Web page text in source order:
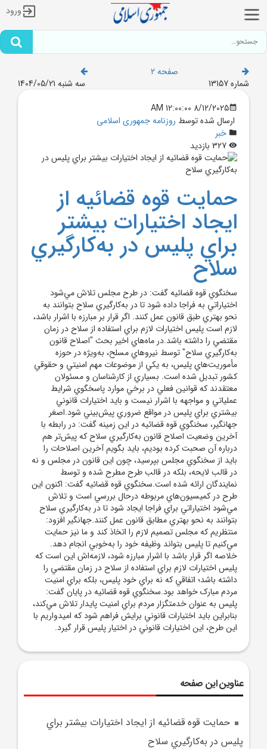
ورود
صفحه 2
شماره 13157
سه شنبه 1404/05/21
8/12/2025 12:00:00 AM
ارسال شده توسط روزنامه جمهوری اسلامی
خبر
حمايت قوه قضائيه از
ايجاد اختيارات بيشتر
براي پليس در به‌کارگيري
سلاح
سخنگوي قوه قضائيه گفت: در طرح مجلس تلاش مي‌شود
اختياراتي به فراجا داده شود تا در به‌کارگيري سلاح بتوانند به
نحو بهتري طبق قانون عمل کنند. اگر قرار بر مبارزه با اشرار باشد،
لازم است پليس اختيارات لازم براي استفاده از سلاح در زمان
مقتضي را داشته باشد.در ماه‌هاي اخير بحث "اصلاح قانون
به‌کارگيري سلاح" توسط نيروهاي مسلح، به‌ويژه در حوزه
مأموريت‌هاي پليس، به يکي از موضوعات مهم امنيتي و حقوقي
کشور تبديل شده است. بسياري از کارشناسان و مسئولان
معتقدند که قوانين فعلي در برخي موارد پاسخگوي شرايط
عملياتي و مواجهه با اشرار نيست و بايد اختيارات قانوني
بيشتري براي پليس در مواقع ضروري پيش‌بيني شود.اصغر
جهانگير، سخنگوي قوه قضائيه در اين زمينه گفت: در رابطه با
آخرين وضعيت اصلاح قانون به‌کارگيري سلاح که پيش‌تر هم
درباره آن صحبت کرده بوديم، بايد بگويم آخرين اصلاحات را
بايد از سخنگوي مجلس بپرسيد، چون اين قانون در مجلس و نه
در قالب لايحه، بلکه در قالب طرح مطرح شده و توسط
نمايندگان ارائه شده است.سخنگوي قوه قضائيه گفت: اکنون اين
طرح در کميسيون‌هاي مربوطه درحال بررسي است و تلاش
مي‌شود اختياراتي براي فراجا ايجاد شود تا در به‌کارگيري سلاح
بتوانند به نحو بهتري مطابق قانون عمل کنند.جهانگير افزود:
منتظريم که مجلس تصميم لازم را اتخاذ کند و ما نيز حمايت
مي‌کنيم تا پليس بتواند وظيفه خود را به‌خوبي انجام دهد.
خلاصه اگر قرار باشد با اشرار مبارزه شود، لازمه‌اش اين است که
پليس اختيارات لازم براي استفاده از سلاح در زمان مقتضي را
داشته باشد؛ اتفاقي که نه براي خود پليس، بلکه براي امنيت
مردم مبارک خواهد بود.سخنگوي قوه قضائيه در پايان گفت:
پليس به عنوان خدمتگزار مردم براي امنيت پايدار تلاش مي‌کند،
بنابراين بايد اختيارات قانوني برايش فراهم شود که اميدواريم با
اين طرح، اين اختيارات قانوني در اختيار پليس قرار گيرد.
عناوین این صفحه
حمايت قوه قضائيه از ايجاد اختيارات بيشتر براي
پليس در به‌کارگيري سلاح